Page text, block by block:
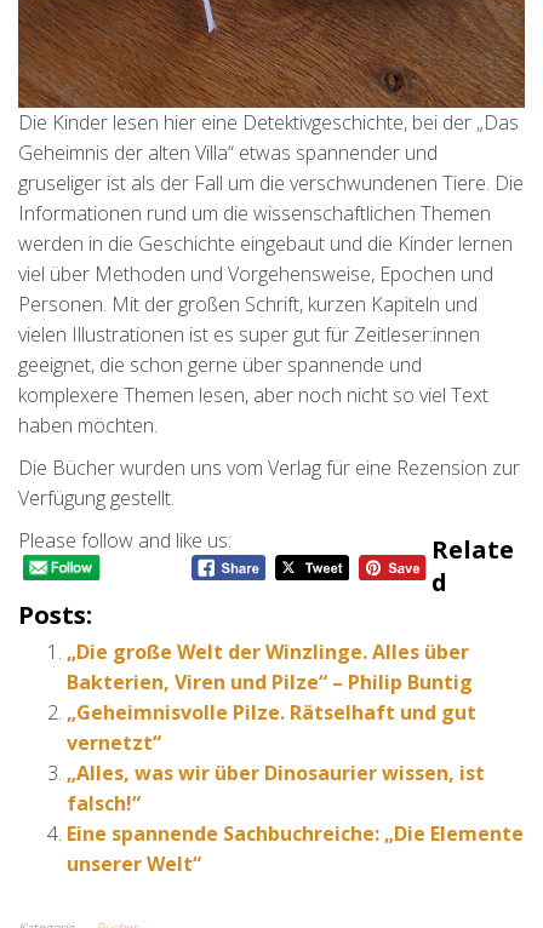
Die Kinder lesen hier eine Detektivgeschichte, bei der „Das
Geheimnis der alten Villa“ etwas spannender und
gruseliger ist als der Fall um die verschwundenen Tiere. Die
Informationen rund um die wissenschaftlichen Themen
werden in die Geschichte eingebaut und die Kinder lernen
viel über Methoden und Vorgehensweise, Epochen und
Personen. Mit der großen Schrift, kurzen Kapiteln und
vielen Illustrationen ist es super gut für Zeitleser:innen
geeignet, die schon gerne über spannende und
komplexere Themen lesen, aber noch nicht so viel Text
haben möchten.
Die Bücher wurden uns vom Verlag für eine Rezension zur
Verfügung gestellt.
Please follow and like us:
Relate
D
Posts:
„Die große Welt der Winzlinge. Alles über
Bakterien, Viren und Pilze“ – Philip Buntig
„Geheimnisvolle Pilze. Rätselhaft und gut
vernetzt“
„Alles, was wir über Dinosaurier wissen, ist
falsch!“
Eine spannende Sachbuchreiche: „Die Elemente
unserer Welt“